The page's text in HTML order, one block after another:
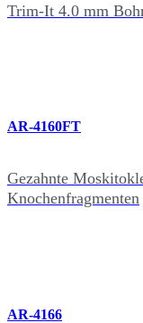
Trim-It 4.0 mm
AR-4160FT
Gezahnte
Knochenfragmenten
AR-4166